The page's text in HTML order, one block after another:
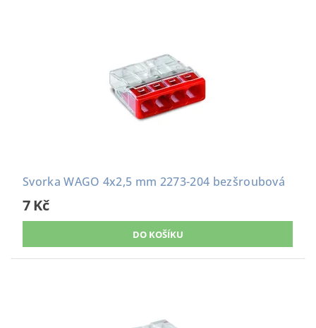
Svorka WAGO 4x2,5 mm 2273-204 bezšroubová
7 Kč